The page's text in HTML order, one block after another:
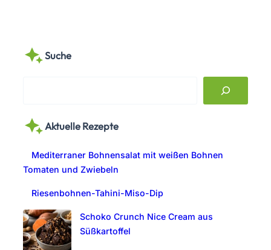
Suche
r
Aktuelle Rezepte
Mediterraner Bohnensalat mit weißen Bohnen
Tomaten und Zwiebeln
Riesenbohnen-Tahini-Miso-Dip
Schoko Crunch Nice Cream aus
Süßkartoffel